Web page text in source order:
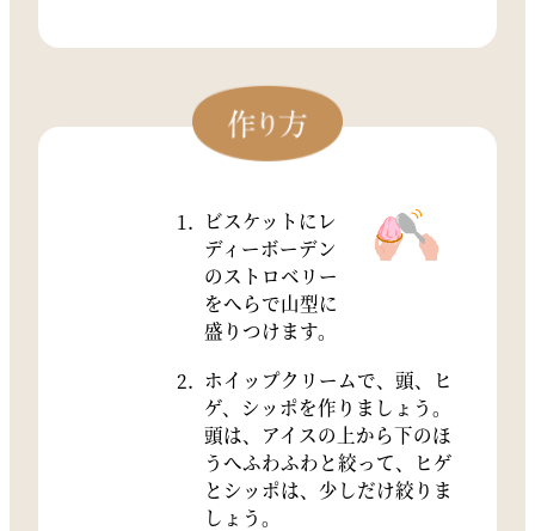
ビスケットにレ
ディーボーデン
のストロベリー
をへらで山型に
盛りつけます。
ホイップクリームで、頭、ヒ
ゲ、シッポを作りましょう。
頭は、アイスの上から下のほ
うへふわふわと絞って、ヒゲ
とシッポは、少しだけ絞りま
しょう。